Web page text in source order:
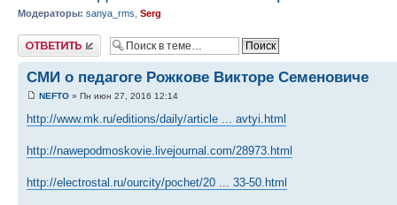
Модераторы: sanya_rms Serg
Ответить
СМИ о педагоге Рожкове Викторе Семеновиче
NEFTO » Пн июн 27, 2016 12:14
http://www.mk.ru/editions/daily/article ... avtyi.html
http://nawepodmoskovie.livejournal.com/28973.html
http://electrostal.ru/ourcity/pochet/20 ... 33-50.html